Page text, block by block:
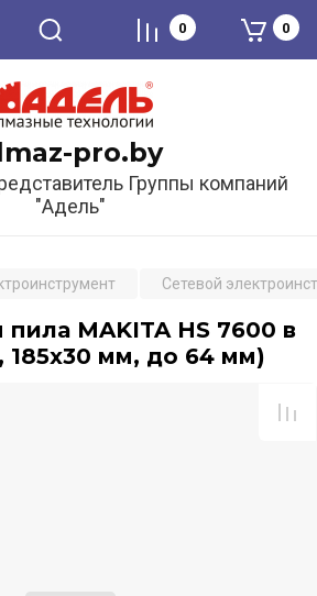
pro.by
Группы компаний
"Адель"
0 0
Сетевой
MAKITA HS 7600 в
185х30 мм, до 64 мм)